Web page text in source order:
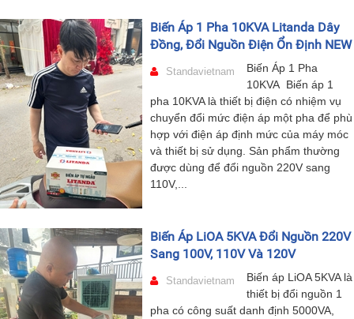
Biến Áp 1 Pha 10KVA Litanda Dây
Đồng, Đổi Nguồn Điện Ổn Định NEW
Standavietnam
Biến Áp 1 Pha
10KVA Biến áp 1
pha 10KVA là thiết bị điện có nhiệm vụ
chuyển đổi mức điện áp một pha để phù
hợp với điện áp định mức của máy móc
và thiết bị sử dụng. Sản phẩm thường
được dùng để đổi nguồn 220V sang
110V,...
Biến Áp LiOA 5KVA Đổi Nguồn 220V
Sang 100V, 110V Và 120V
Standavietnam
Biến áp LiOA 5KVA là
thiết bị đổi nguồn 1
pha có công suất danh định 5000VA,